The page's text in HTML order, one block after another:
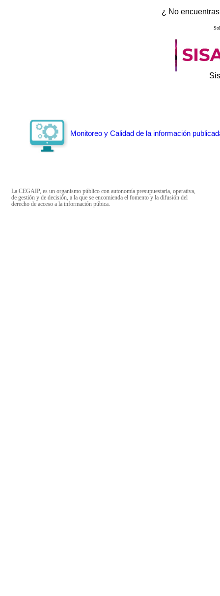
¿ No
Monitoreo y Calidad de la información
La CEGAIP, es un organismo público con autonomía presupuestaria, operativa,
de gestión y de decisión, a la que se encomienda el fomento y la difusión del
derecho de acceso a la información púbica.